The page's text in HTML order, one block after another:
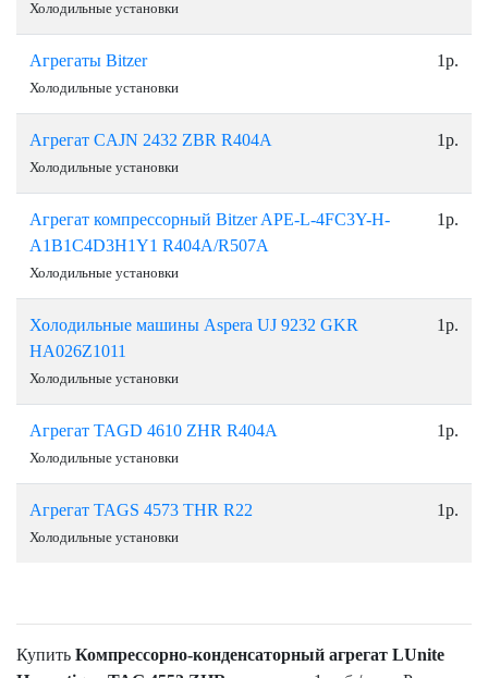
Холодильные установки
Агрегаты Bitzer
Холодильные установки
1р.
Агрегат CAJN 2432 ZBR R404A
Холодильные установки
1р.
Агрегат компрессорный Bitzer APE-L-4FC3Y-H-
A1B1C4D3H1Y1 R404A/R507A
Холодильные установки
1р.
Холодильные машины Aspera UJ 9232 GKR
HA026Z1011
Холодильные установки
1р.
Агрегат TAGD 4610 ZHR R404A
Холодильные установки
1р.
Агрегат TAGS 4573 THR R22
Холодильные установки
1р.
Купить Компрессорно-конденсаторный агрегат LUnite